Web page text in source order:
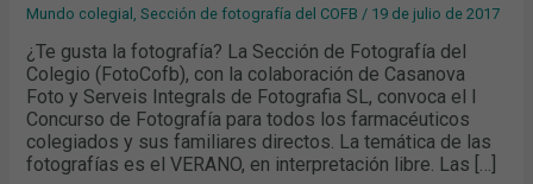
Mundo colegial ,Sección de fotografía del COFB / 19 de julio de 2017
¿Te gusta la fotografía? La Sección de Fotografía del
Colegio (FotoCofb), con la colaboración de Casanova
Foto y Serveis Integrals de Fotografia SL, convoca el I
Concurso de Fotografía para todos los farmacéuticos
colegiados y sus familiares directos. La temática de las
fotografías es el VERANO, en interpretación libre. Las […]